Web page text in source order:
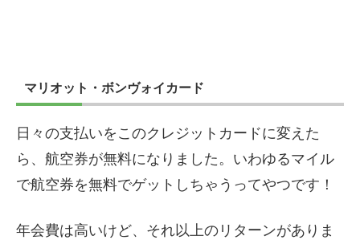
マリオット・ボンヴォイカード
日々の支払いをこのクレジットカードに変えた
ら、航空券が無料になりました。いわゆるマイル
で航空券を無料でゲットしちゃうってやつです！
年会費は高いけど、それ以上のリターンがありま